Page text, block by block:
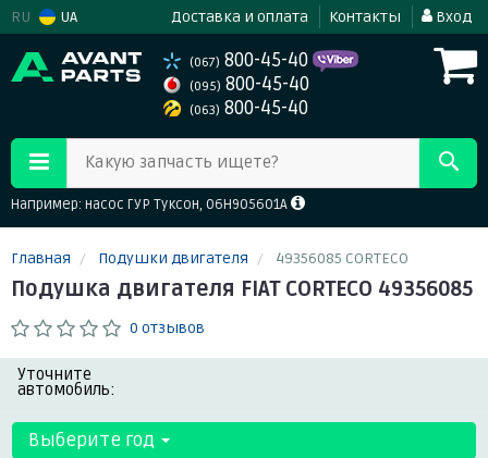
RU UA Доставка и оплата Контакты Вход
(067) 800-45-40
(095) 800-45-40
(063) 800-45-40
Какую запчасть ищете?
Например: насос ГУР Туксон, 06H905601A
Главная Подушки двигателя 49356085 CORTECO
Подушка двигателя FIAT CORTECO 49356085
0 отзывов
Уточните
автомобиль:
Выберите год